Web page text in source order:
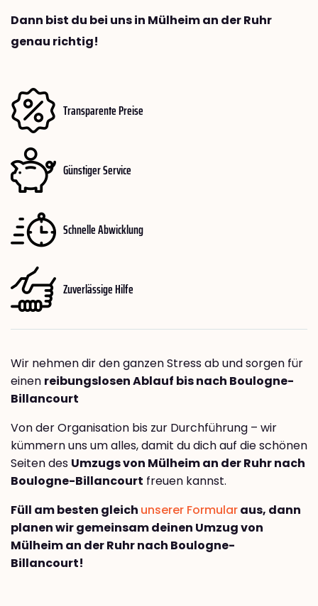
Dann bist du bei uns in Mülheim an der Ruhr
genau richtig!
Transparente Preise
Günstiger Service
Schnelle Abwicklung
Zuverlässige Hilfe
Wir nehmen dir den ganzen Stress ab und sorgen für
einen reibungslosen Ablauf bis nach Boulogne-
Billancourt
Von der Organisation bis zur Durchführung – wir
kümmern uns um alles, damit du dich auf die schönen
Seiten des Umzugs von Mülheim an der Ruhr nach
Boulogne-Billancourt freuen kannst.
Füll am besten gleich unserer Formularaus, dann
planen wir gemeinsam deinen Umzug von
Mülheim an der Ruhr nach Boulogne-
Billancourt!